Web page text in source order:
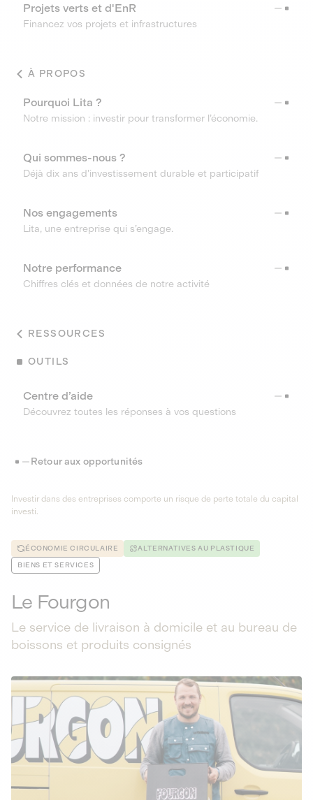
Projets verts et d'EnR
Financez vos projets et infrastructures
À PROPOS
Pourquoi Lita ?
Notre mission : investir pour transformer l’économie.
Qui sommes-nous ?
Déjà dix ans d’investissement durable et participatif
Nos engagements
Lita, une entreprise qui s’engage.
Notre performance
Chiffres clés et données de notre activité
RESSOURCES
OUTILS
Centre d’aide
Découvrez toutes les réponses à vos questions
Retour aux opportunités
Investir dans des entreprises comporte un risque de perte totale du capital
investi.
ÉCONOMIE CIRCULAIRE
ALTERNATIVES AU PLASTIQUE
BIENS ET SERVICES
Le Fourgon
Le service de livraison à domicile et au bureau de
boissons et produits consignés